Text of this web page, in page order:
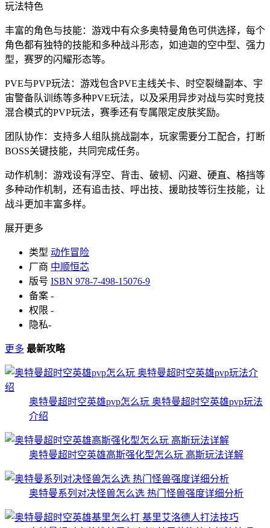
玩法特色
丰富的角色与技能：游戏中有众多奥特曼角色可供选择，每个
角色都有独特的技能和多种战斗形态，如迪迦的空中型、强力
型，赛罗的闪耀形态等。
PVE与PVP玩法：游戏包含PVE主线关卡、时空裂缝副本、宇
宙警备队训练等多种PVE玩法，以及采用异步对战与实时竞技
混合模式的PVP玩法，赛季还有专属限定皮肤奖励。
团队协作：支持多人组队挑战副本，玩家需要分工配合，打断
BOSS关键技能，共同完成任务。
动作机制：游戏设有浮空、背击、破韧、闪避、硬直、格挡等
多种动作机制，还有追击技、呼出技、援助技等衍生技能，让
战斗更加丰富多样。
展开更多
类型 动作冒险
厂商 中顺恒芯
版号 ISBN 978-7-498-15076-9
备案 -
权限 -
隐私-
更多 最新攻略
奥特曼超时空英雄pvp怎么玩 奥特曼超时空英雄pvp玩法
介绍
奥特曼超时空英雄高斯强化型怎么玩 高斯玩法详解
奥特曼系列对决怪兽怎么选 热门怪兽强度详细分析